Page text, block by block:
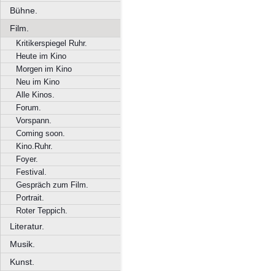
Bühne.
Film.
Kritikerspiegel Ruhr.
Heute im Kino
Morgen im Kino
Neu im Kino
Alle Kinos.
Forum.
Vorspann.
Coming soon.
Kino.Ruhr.
Foyer.
Festival.
Gespräch zum Film.
Portrait.
Roter Teppich.
Literatur.
Musik.
Kunst.